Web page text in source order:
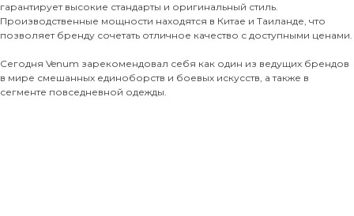
гарантирует высокие стандарты и оригинальный стиль.
Производственные мощности находятся в Китае и Таиланде, что
позволяет бренду сочетать отличное качество с доступными ценами.
Сегодня Venum зарекомендовал себя как один из ведущих брендов
в мире смешанных единоборств и боевых искусств, а также в
сегменте повседневной одежды.